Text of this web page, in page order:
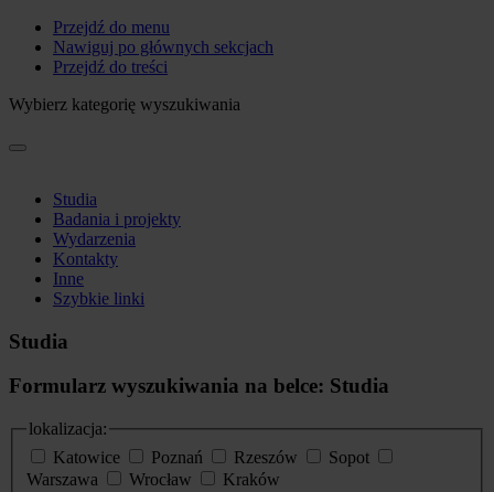
Przejdź do menu
Nawiguj po głównych sekcjach
Przejdź do treści
Wybierz kategorię wyszukiwania
Studia
Badania i projekty
Wydarzenia
Kontakty
Inne
Szybkie linki
Studia
Formularz wyszukiwania na belce: Studia
lokalizacja:
Katowice
Poznań Rzeszów
Sopot
Warszawa
Wrocław
Kraków